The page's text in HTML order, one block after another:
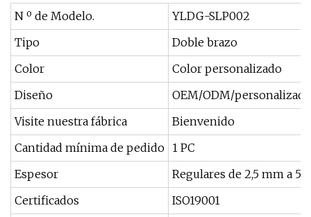
N º de Modelo.
YLDG-SLP002
Tipo
Doble brazo
Color
Color personalizado
Diseño
OEM/ODM/personalizado
Visite nuestra fábrica
Bienvenido
Cantidad mínima de pedido 1 PC
Espesor
Regulares de 2,5 mm a
Certificados
ISO19001